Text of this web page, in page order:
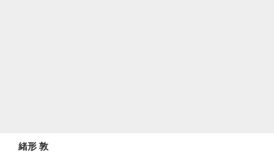
緒形 敦